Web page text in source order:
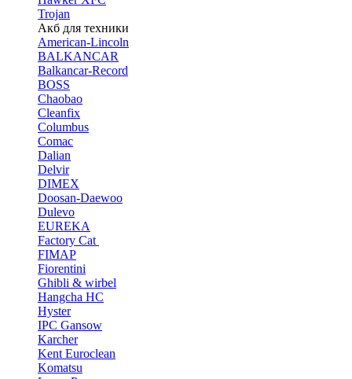
Trojan
Акб для техники
American-Lincoln
BALKANCAR
Balkancar-Record
BOSS
Chaobao
Cleanfix
Columbus
Comac
Dalian
Delvir
DIMEX
Doosan-Daewoo
Dulevo
EUREKA
Factory Cat
FIMAP
Fiorentini
Ghibli & wirbel
Hangcha HC
Hyster
IPC Gansow
Karcher
Kent Euroclean
Komatsu